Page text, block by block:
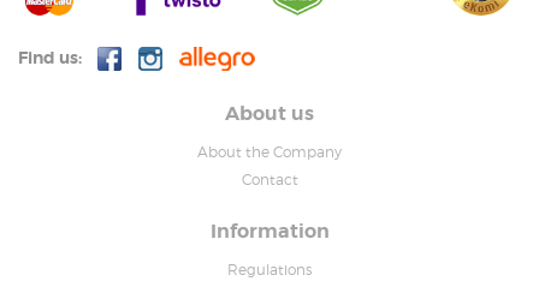
Find us:
About us
About the Company
Contact
Information
Regulations